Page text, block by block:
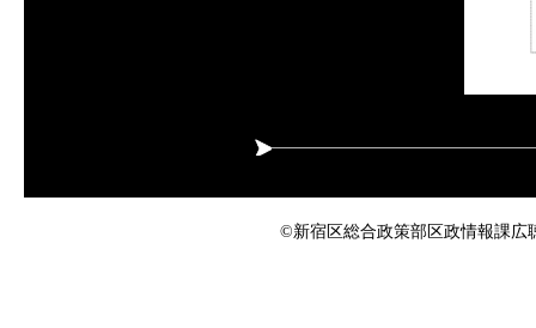
©新宿区総合政策部区政情報課広